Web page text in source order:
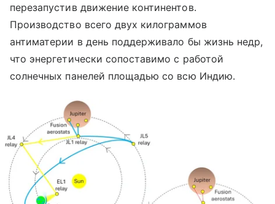
перезапустив движение континентов.
Производство всего двух килограммов
антиматерии в день поддерживало бы жизнь недр,
что энергетически сопоставимо с работой
солнечных панелей площадью со всю Индию.